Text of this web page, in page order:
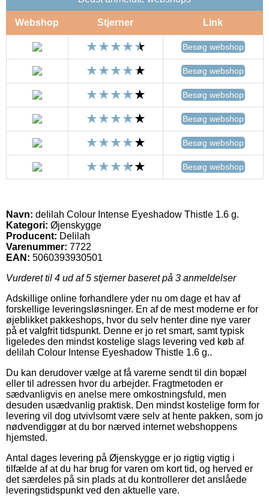
Webshop Stjerner Link
Besøg webshop
Besøg webshop
Besøg webshop
Besøg webshop
Besøg webshop
Besøg webshop
Navn: delilah Colour Intense Eyeshadow Thistle 1.6 g.
Kategori: Øjenskygge
Producent: Delilah
Varenummer: 7722
EAN: 5060393930501
Vurderet til 4 ud af 5 stjerner baseret på 3 anmeldelser
Adskillige online forhandlere yder nu om dage et hav af
forskellige leveringsløsninger. En af de mest moderne er for
øjeblikket pakkeshops, hvor du selv henter dine nye varer
på et valgfrit tidspunkt. Denne er jo ret smart, samt typisk
ligeledes den mindst kostelige slags levering ved køb af
delilah Colour Intense Eyeshadow Thistle 1.6 g..
Du kan derudover vælge at få varerne sendt til din bopæl
eller til adressen hvor du arbejder. Fragtmetoden er
sædvanligvis en anelse mere omkostningsfuld, men
desuden usædvanlig praktisk. Den mindst kostelige form for
levering vil dog utvivlsomt være selv at hente pakken, som jo
nødvendiggør at du bor nærved internet webshoppens
hjemsted.
Antal dages levering på Øjenskygge er jo rigtig vigtig i
tilfælde af at du har brug for varen om kort tid, og herved er
det særdeles på sin plads at du kontrollerer det anslåede
leveringstidspunkt ved den aktuelle vare.